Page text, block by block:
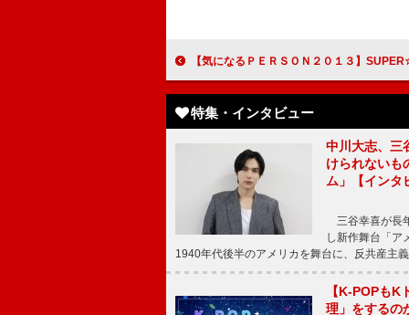
【気になるＰＥＲＳＯＮ２０１３】SUPER☆GiRLS前島亜美＆田中美麗 ドラマ「超
特集・インタビュー
中川大志、三
けられないも
ム」【インタ
三谷幸喜が長
し新作舞台「ア
1940年代後半のアメリカを舞台に、反共産主
【K-POPも
理」をするの